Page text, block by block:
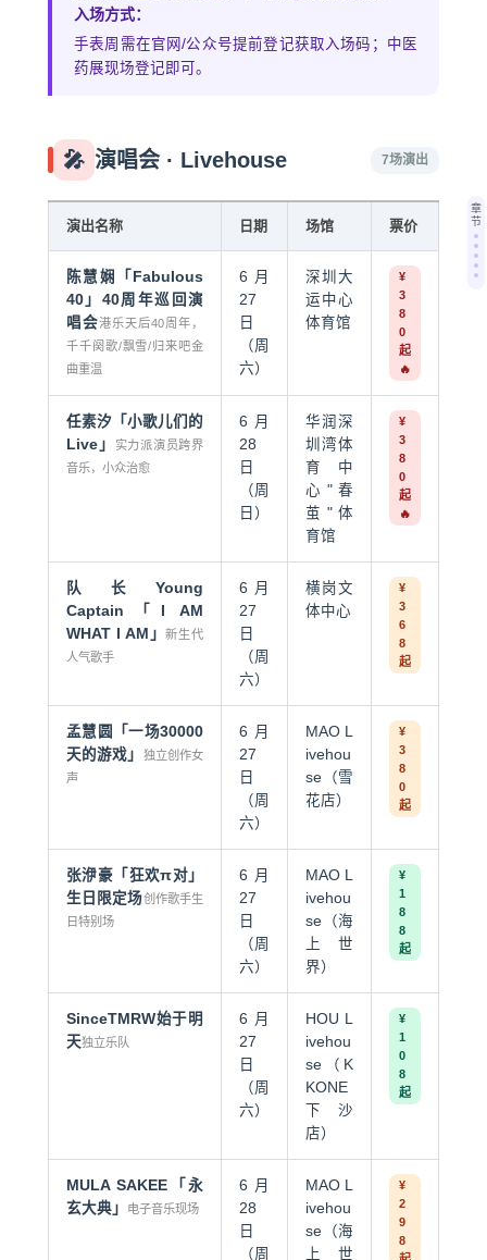
入场方式：
手表周需在官网/公众号提前登记获取入场码；中医
药展现场登记即可。
🎤 演唱会 · Livehouse 7场演出
演出名称 日期 场馆 票价
陈慧娴
「Fabulous
40」40周年巡回演
唱会港乐天后40周年，
千千阕歌/飘雪/归来吧金
曲重温
6月
27
日
（周
六）
深圳大
运中心
体育馆
¥
3
8
0
起
🔥
任素汐「小歌儿们的
Live」
实力派演员跨界
音乐，小众治愈
6月
28
日
（周
日）
华润深
圳湾体
育中
心"春
茧"体
育馆
¥
3
8
0
起
🔥
队长Young
Captain「I AM
WHAT I AM」新生代
人气歌手
6月
27
日
（周
六）
横岗文
体中心
¥
3
6
8
起
孟慧圆
「一场30000
天的游戏」
独立创作女
声
6月
27
日
（周
六）
MAO L
ivehou
se（雪
花店）
¥
3
8
0
起
张洢豪「狂欢π对」
生日限定场创作歌手生
日特别场
6月
27
日
（周
六）
MAO L
ivehou
se（海
上世
界）
¥
1
8
8
起
SinceTMRW始于明
天独立乐队
6月
27
日
（周
六）
HOU L
ivehou
se（K
KONE
下沙
店）
¥
1
0
8
起
MULA SAKEE「永
玄大典」
电子音乐现场
6月
28
日
（周
MAO L
ivehou
se（海
上世
¥
2
9
8
章
节